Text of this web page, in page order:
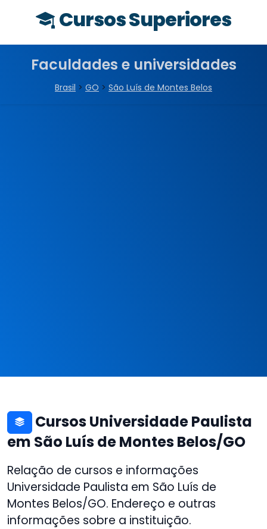
Cursos Superiores
Faculdades e universidades
Brasil > GO > São Luís de Montes Belos
Cursos Universidade Paulista
em São Luís de Montes Belos/GO
Relação de cursos e informações
Universidade Paulista em São Luís de
Montes Belos/GO. Endereço e outras
informações sobre a instituição.